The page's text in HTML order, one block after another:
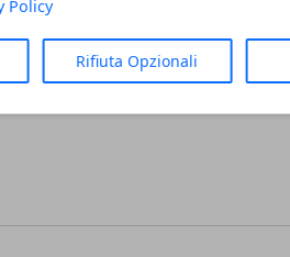
Policy
Rifiuta Opzionali